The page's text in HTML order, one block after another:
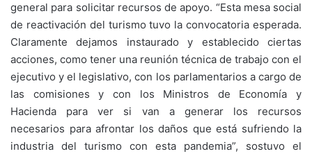
general para solicitar recursos de apoyo. “Esta mesa social
de reactivación del turismo tuvo la convocatoria esperada.
Claramente dejamos instaurado y establecido ciertas
acciones, como tener una reunión técnica de trabajo con el
ejecutivo y el legislativo, con los parlamentarios a cargo de
las comisiones y con los Ministros de Economía y
Hacienda para ver si van a generar los recursos
necesarios para afrontar los daños que está sufriendo la
industria del turismo con esta pandemia”, sostuvo el